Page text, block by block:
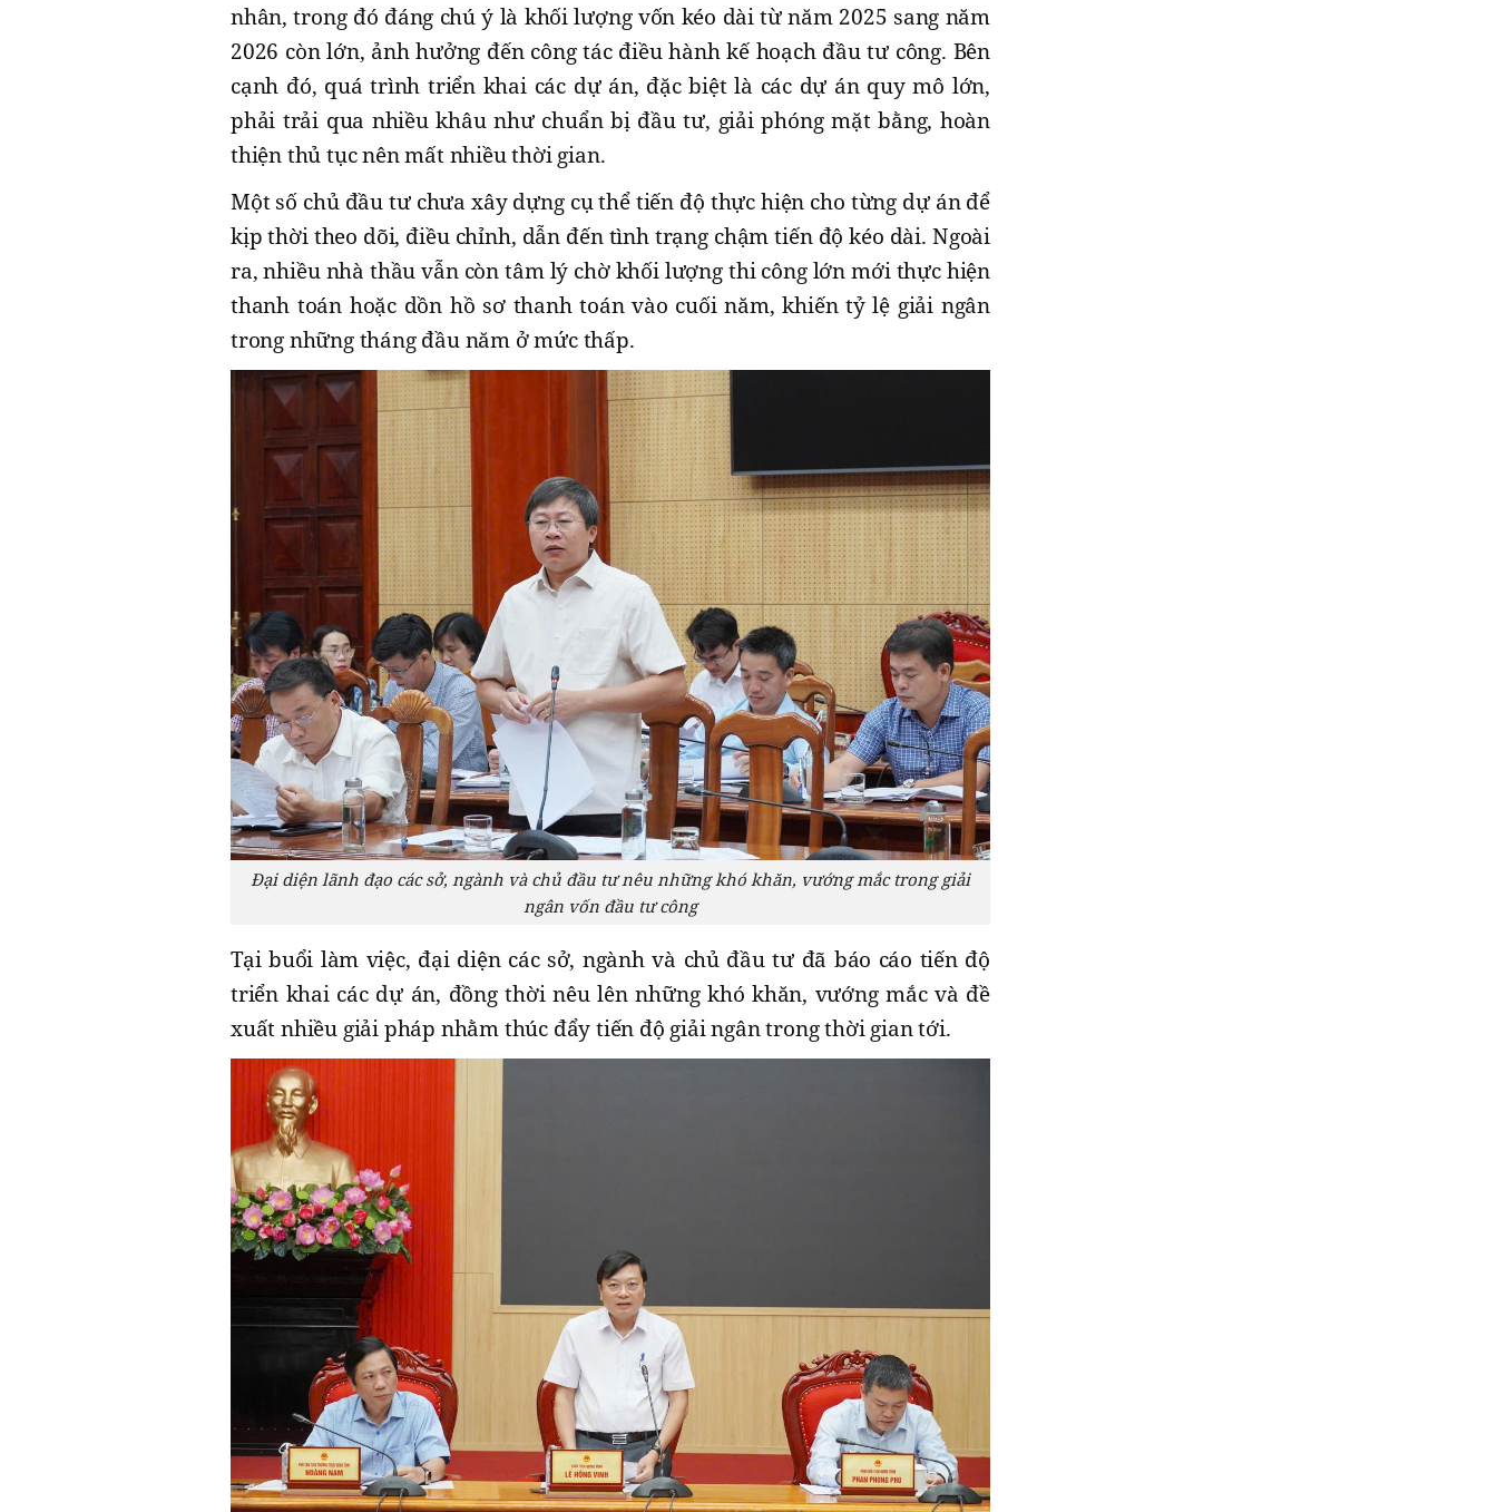
nhân, trong đó đáng chú ý là khối lượng vốn kéo dài từ năm 2025 sang năm
2026 còn lớn, ảnh hưởng đến công tác điều hành kế hoạch đầu tư công. Bên
cạnh đó, quá trình triển khai các dự án, đặc biệt là các dự án quy mô lớn,
phải trải qua nhiều khâu như chuẩn bị đầu tư, giải phóng mặt bằng, hoàn
thiện thủ tục nên mất nhiều thời gian.
Một số chủ đầu tư chưa xây dựng cụ thể tiến độ thực hiện cho từng dự án để
kịp thời theo dõi, điều chỉnh, dẫn đến tình trạng chậm tiến độ kéo dài. Ngoài
ra, nhiều nhà thầu vẫn còn tâm lý chờ khối lượng thi công lớn mới thực hiện
thanh toán hoặc dồn hồ sơ thanh toán vào cuối năm, khiến tỷ lệ giải ngân
trong những tháng đầu năm ở mức thấp.
Đại diện lãnh đạo các sở, ngành và chủ đầu tư nêu những khó khăn, vướng mắc trong giải
ngân vốn đầu tư công
Tại buổi làm việc, đại diện các sở, ngành và chủ đầu tư đã báo cáo tiến độ
triển khai các dự án, đồng thời nêu lên những khó khăn, vướng mắc và đề
xuất nhiều giải pháp nhằm thúc đẩy tiến độ giải ngân trong thời gian tới.